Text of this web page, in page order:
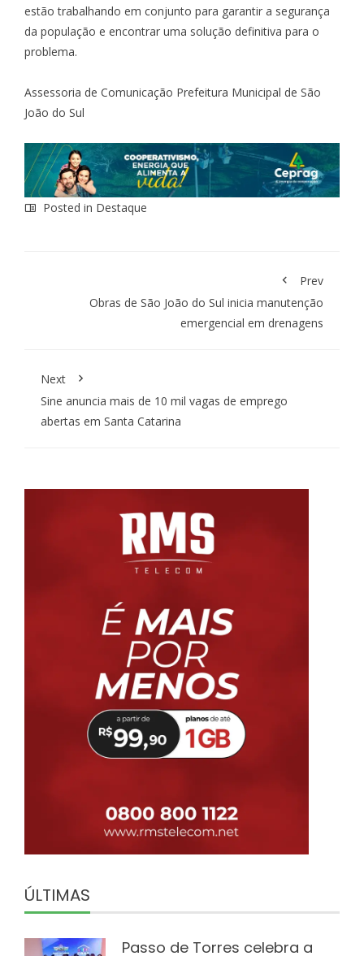
estão trabalhando em conjunto para garantir a segurança
da população e encontrar uma solução definitiva para o
problema.
Assessoria de Comunicação Prefeitura Municipal de São
João do Sul
Posted in Destaque
Prev
Obras de São João do Sul inicia manutenção
emergencial em drenagens
Next
Sine anuncia mais de 10 mil vagas de emprego
abertas em Santa Catarina
ÚLTIMAS
Passo de Torres celebra a